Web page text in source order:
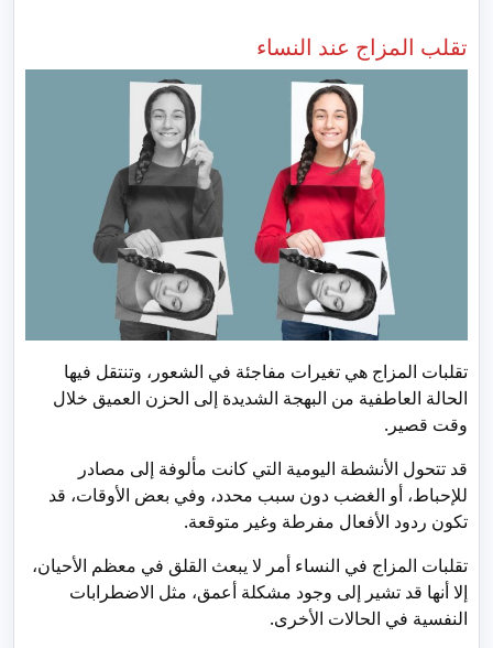
تقلب المزاج عند النساء
تقلبات المزاج هي تغيرات مفاجئة في الشعور، وتنتقل فيها
الحالة العاطفية من البهجة الشديدة إلى الحزن العميق خلال
وقت قصير.
قد تتحول الأنشطة اليومية التي كانت مألوفة إلى مصادر
للإحباط، أو الغضب دون سبب محدد، وفي بعض الأوقات، قد
تكون ردود الأفعال مفرطة وغير متوقعة.
تقلبات المزاج في النساء أمر لا يبعث القلق في معظم الأحيان،
إلا أنها قد تشير إلى وجود مشكلة أعمق، مثل الاضطرابات
النفسية في الحالات الأخرى.